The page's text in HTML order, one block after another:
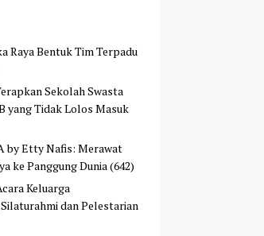
Raya Bentuk Tim Terpadu
Sekolah Swasta
yang Tidak Lolos Masuk
by Etty Nafis: Merawat
ke Panggung Dunia(642)
Keluarga
dan Pelestarian